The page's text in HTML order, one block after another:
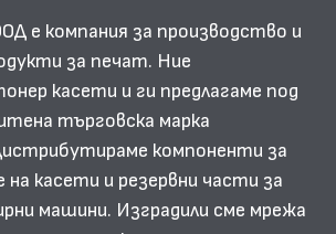
е компания за производство и
за печат. Ние
касети и ги предлагаме под
търговска марка
компоненти за
на касети и резервни части за
машини. Изградили сме мрежа